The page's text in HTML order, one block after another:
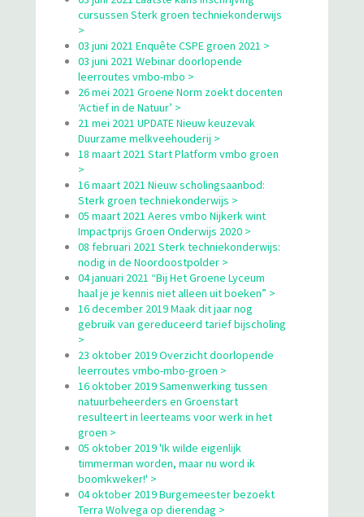
cursussen Sterk groen techniekonderwijs
>
03 juni 2021 Enquête CSPE groen 2021 >
03 juni 2021 Webinar doorlopende
leerroutes vmbo-mbo >
26 mei 2021 Groene Norm zoekt docenten
‘Actief in de Natuur’ >
21 mei 2021 UPDATE Nieuw keuzevak
Duurzame melkveehouderij >
18 maart 2021 Start Platform vmbo groen
>
16 maart 2021 Nieuw scholingsaanbod:
Sterk groen techniekonderwijs >
05 maart 2021 Aeres vmbo Nijkerk wint
Impactprijs Groen Onderwijs 2020 >
08 februari 2021 Sterk techniekonderwijs:
nodig in de Noordoostpolder >
04 januari 2021 “Bij Het Groene Lyceum
haal je je kennis niet alleen uit boeken” >
16 december 2019 Maak dit jaar nog
gebruik van gereduceerd tarief bijscholing
>
23 oktober 2019 Overzicht doorlopende
leerroutes vmbo-mbo-groen >
16 oktober 2019 Samenwerking tussen
natuurbeheerders en Groenstart
resulteert in leerteams voor werk in het
groen >
05 oktober 2019 'Ik wilde eigenlijk
timmerman worden, maar nu word ik
boomkweker!' >
04 oktober 2019 Burgemeester bezoekt
Terra Wolvega op dierendag >